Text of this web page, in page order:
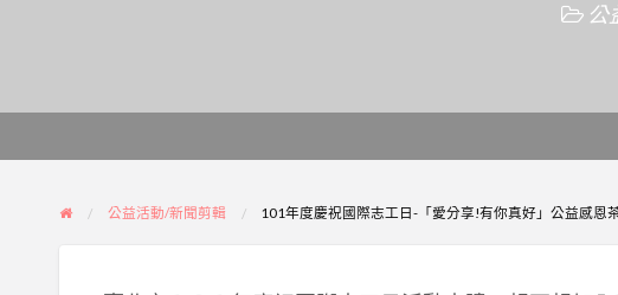
公
公益活動/新聞剪輯 101年度慶祝國際志工日-「愛分享!有你真好」公益感恩